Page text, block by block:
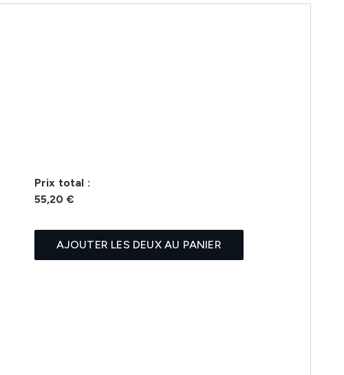
Prix ​​total :
55,20 €
AJOUTER LES DEUX AU PANIER